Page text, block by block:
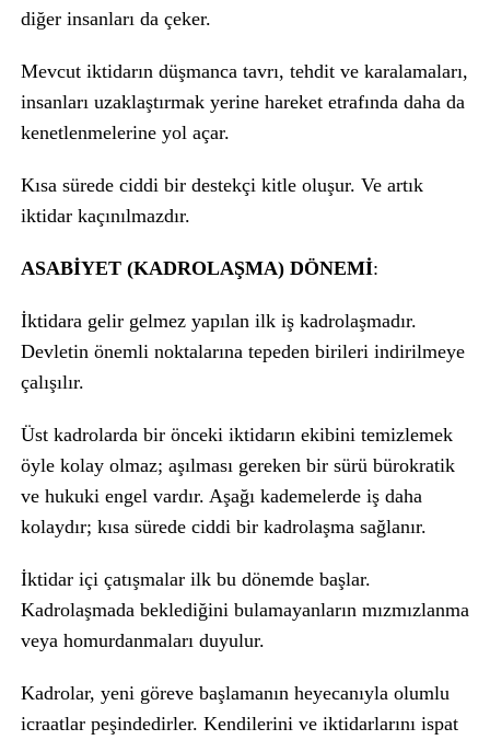
diğer insanları da çeker.
Mevcut iktidarın düşmanca tavrı, tehdit ve karalamaları,
insanları uzaklaştırmak yerine hareket etrafında daha da
kenetlenmelerine yol açar.
Kısa sürede ciddi bir destekçi kitle oluşur. Ve artık
iktidar kaçınılmazdır.
ASABİYET (KADROLAŞMA) DÖNEMİ:
İktidara gelir gelmez yapılan ilk iş kadrolaşmadır.
Devletin önemli noktalarına tepeden birileri indirilmeye
çalışılır.
Üst kadrolarda bir önceki iktidarın ekibini temizlemek
öyle kolay olmaz; aşılması gereken bir sürü bürokratik
ve hukuki engel vardır. Aşağı kademelerde iş daha
kolaydır; kısa sürede ciddi bir kadrolaşma sağlanır.
İktidar içi çatışmalar ilk bu dönemde başlar.
Kadrolaşmada beklediğini bulamayanların mızmızlanma
veya homurdanmaları duyulur.
Kadrolar, yeni göreve başlamanın heyecanıyla olumlu
icraatlar peşindedirler. Kendilerini ve iktidarlarını ispat